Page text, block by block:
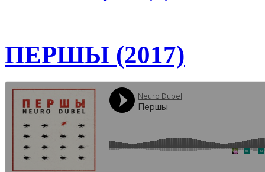
ПЕРШЫ (2017)